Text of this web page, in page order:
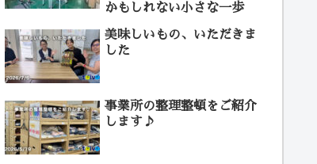
かもしれない小さな一歩
美味しいもの、いただきま
した
事業所の整理整頓をご紹介
します♪